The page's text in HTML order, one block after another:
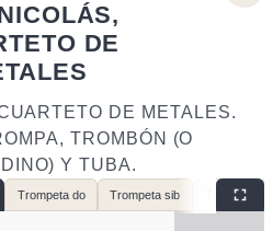
DE
DE METALES.
TROMBÓN (O
Y TUBA.
Trompeta do Trompeta sib Trompa